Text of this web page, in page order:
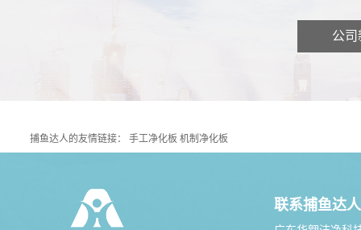
公司
捕鱼达人的友情链接：手工净化板机制净化板
联系捕鱼达人